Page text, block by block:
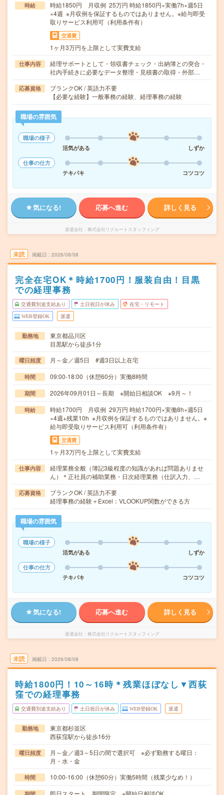
時給
時給1850円 月収例 25万円 時給1850円×実働7h×週5日
×4週 ※月収例を保証するものではありません。※給与即受
取りサービス利用可（利用条件有）
交通費
1ヶ月3万円を上限として実費支給
仕事内容
経理サポートとして・領収書チェック・出納簿との突合・
社内手続きに必要なデータ整理・見積書の取得・外部…
応募資格
ブランクOK / 英語力不要
【必要な経験】一般事務の経験、経理事務の経験
職場の雰囲気
職場の様子
活気がある
しずか
仕事の仕方
テキパキ
コツコツ
気になる! 応募へ進む 詳しく見る
派遣会社 株式会社リクルートスタッフィング
未読 掲載日 2026/08/08
完全在宅OK＊時給1700円！服装自由！目黒
での経理事務
交通費別途支給あり 土日祝日が休み 在宅・リモート
WEB登録OK 派遣
勤務地
東京都品川区
目黒駅から徒歩1分
曜日頻度 月～金／週5日 #週3日以上在宅
時間 09:00-18:00（休憩60分）実働8時間
期間 2026年09月01日～長期 ※開始日相談OK ※9月～！
時給
時給1700円 月収例 29万円 時給1700円×実働8h×週5日
×4週+残業10h ※月収例を保証するものではありません。※
給与即受取りサービス利用可（利用条件有）
交通費
1ヶ月3万円を上限として実費支給
仕事内容
経理業務全般（簿記3級程度の知識があれば問題ありませ
ん）＊正社員の補助業務・日次経理業務（仕訳入力、…
応募資格
ブランクOK / 英語力不要
経理事務の経験＋Excel：VLOOKUP関数ができる方
職場の雰囲気
職場の様子
活気がある
しずか
仕事の仕方
テキパキ
コツコツ
気になる! 応募へ進む 詳しく見る
派遣会社 株式会社リクルートスタッフィング
未読 掲載日 2026/08/08
時給1800円！10～16時＊残業ほぼなし▼西荻
窪での経理事務
交通費別途支給あり 土日祝日が休み WEB登録OK 派遣
勤務地
東京都杉並区
西荻窪駅から徒歩16分
曜日頻度
月～金／週3～5日の間で選択可 ※必ず勤務する曜日：
月・水・金
時間 10:00-16:00（休憩60分）実働5時間（残業少なめ！）
即日スタート、期間限定 ※開始日相談OK